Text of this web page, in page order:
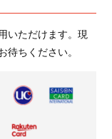
いただけます。現
待ちください。